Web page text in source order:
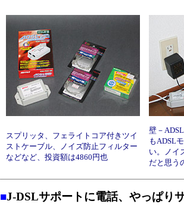
スプリッタ、フェライトコア付きツイ
ストケーブル、ノイズ防止フィルター
などなど、投資額は4860円也
壁－
もADSL
い。ノイ
だと思
■J-DSLサポートに電話、やっぱり